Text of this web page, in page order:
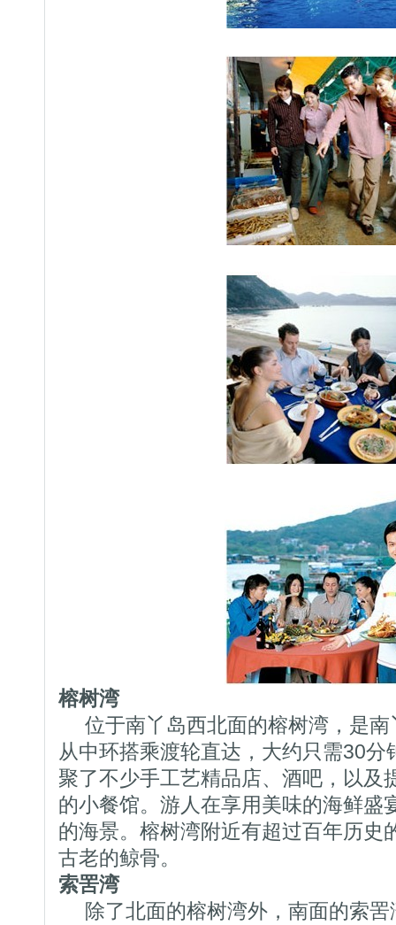
榕树湾
位于南丫岛西北面的榕树湾，是南
从中环搭乘渡轮直达，大约只需30
聚了不少手工艺精品店、酒吧，以及
的小餐馆。游人在享用美味的海鲜盛
的海景。榕树湾附近有超过百年历史
古老的鲸骨。
索罟湾
除了北面的榕树湾外，南面的索罟